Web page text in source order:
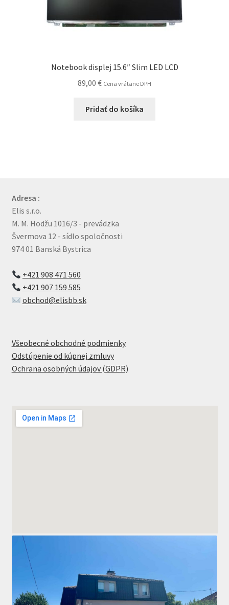
Notebook displej 15.6″ Slim LED LCD
89,00 € Cena vrátane DPH
Pridať do košíka
Adresa :
Elis s.r.o.
M. M. Hodžu 1016/3 - prevádzka
Švermova 12 - sídlo spoločnosti
974 01 Banská Bystrica
+421 908 471 560
+421 907 159 585
obchod@elisbb.sk
Všeobecné obchodné podmienky
Odstúpenie od kúpnej zmluvy
Ochrana osobných údajov (GDPR)